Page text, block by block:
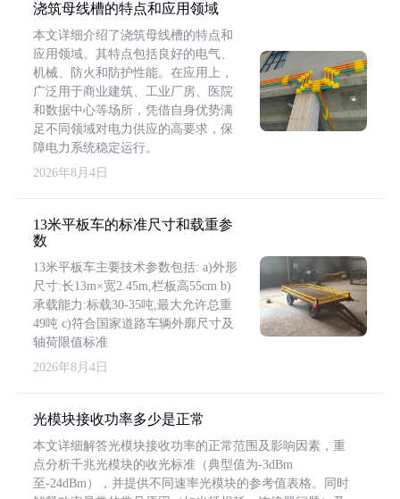
浇筑母线槽的特点和应用领域
本文详细介绍了浇筑母线槽的特点和
应用领域。其特点包括良好的电气、
机械、防火和防护性能。在应用上，
广泛用于商业建筑、工业厂房、医院
和数据中心等场所，凭借自身优势满
足不同领域对电力供应的高要求，保
障电力系统稳定运行。
2026年8月4日
13米平板车的标准尺寸和载重参
数
13米平板车主要技术参数包括: a)外形
尺寸:长13m×宽2.45m,栏板高55cm b)
承载能力:标载30-35吨,最大允许总重
49吨 c)符合国家道路车辆外廓尺寸及
轴荷限值标准
2026年8月4日
光模块接收功率多少是正常
本文详细解答光模块接收功率的正常范围及影响因素，重
点分析千兆光模块的收光标准（典型值为-3dBm
至-24dBm），并提供不同速率光模块的参考值表格。同时